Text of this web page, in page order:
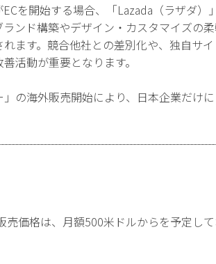
を開始する場合、「Lazada（ラザダ
ンド構築やデザイン・カスタマイズの
ます。競合他社との差別化や、独自サ
活動が重要となります。
の海外販売開始により、日本企業だけ
売価格は、月額500米ドルからを予定し